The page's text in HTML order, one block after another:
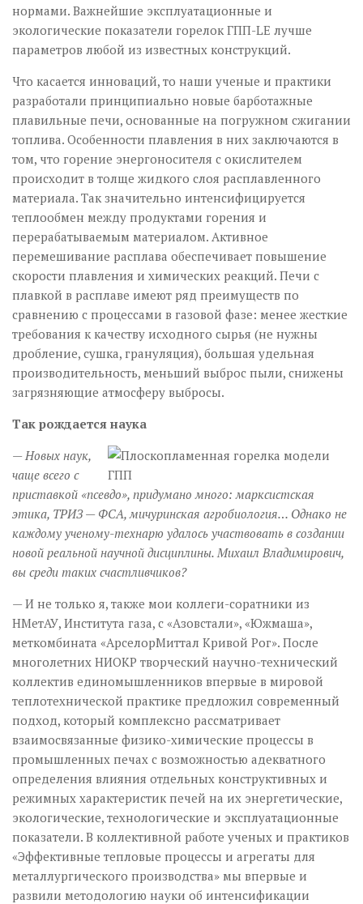
нормами. Важнейшие эксплуатационные и
экологические показатели горелок ГПП-LE лучше
параметров любой из известных конструкций.
Что касается инноваций, то наши ученые и практики
разработали принципиально новые барботажные
плавильные печи, основанные на погружном сжигании
топлива. Особенности плавления в них заключаются в
том, что горение энергоносителя с окислителем
происходит в толще жидкого слоя расплавленного
материала. Так значительно интенсифицируется
теплообмен между продуктами горения и
перерабатываемым материалом. Активное
перемешивание расплава обеспечивает повышение
скорости плавления и химических реакций. Печи с
плавкой в расплаве имеют ряд преимуществ по
сравнению с процессами в газовой фазе: менее жесткие
требования к качеству исход­ного сырья (не нужны
дробление, сушка, грануляция), большая удельная
производительность, меньший выброс пыли, снижены
загрязняющие атмосферу выбросы.
Так рождается наука
— Новых наук,
чаще всего с
приставкой «псевдо», придумано много: марксистская
этика, ТРИЗ — ФСА, мичуринская агробиология… Однако не
каждому ученому-технарю удалось участвовать в создании
новой реальной научной дисциплины. Михаил Владимирович,
вы среди таких счастливчиков?
— И не только я, также мои коллеги-соратники из
НМетАУ, Института газа, с «Азовстали», «Южмаша»,
меткомбината «Арселор­Миттал Кривой Рог». После
многолетних НИОКР творческий научно-технический
коллектив единомышленников впервые в мировой
теплотехнической практике предложил современный
подход, который комплексно рассматривает
взаимосвязанные физико-химические процессы в
промышленных печах с возможностью адекватного
определения влияния отдельных конструктивных и
режимных характеристик печей на их энергетические,
экологические, технологические и эксплуатационные
показатели. В коллективной работе ученых и практиков
«Эффективные тепловые процессы и агрегаты для
металлургического производства» мы впервые и
развили методологию науки об интенсификации